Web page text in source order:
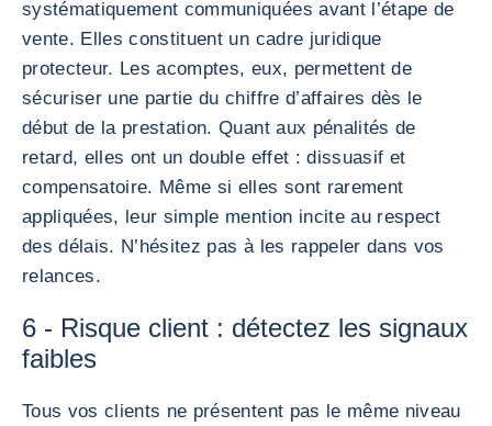
systématiquement communiquées avant l’étape de
vente. Elles constituent un cadre juridique
protecteur. Les acomptes, eux, permettent de
sécuriser une partie du chiffre d’affaires dès le
début de la prestation. Quant aux pénalités de
retard, elles ont un double effet : dissuasif et
compensatoire. Même si elles sont rarement
appliquées, leur simple mention incite au respect
des délais. N’hésitez pas à les rappeler dans vos
relances.
6 - Risque client : détectez les signaux
faibles
Tous vos clients ne présentent pas le même niveau